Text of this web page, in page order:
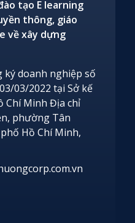
tạo E learning
thông, giáo
về xây dựng
ký doanh nghiệp số
03/2022 tại Sở kế
Chí Minh Địa chỉ
phường Tân
Hồ Chí Minh,